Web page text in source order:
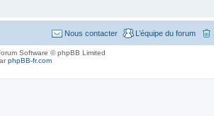
L’équipe du forum
Nous contacter
Software © phpBB Limited
phpBB-fr.com